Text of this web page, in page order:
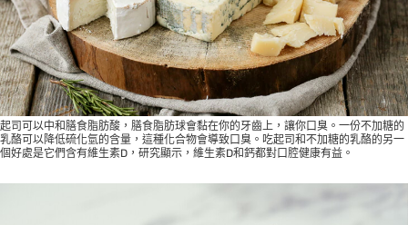
起司可以中和膳食脂肪酸，膳食脂肪球會黏在你的牙齒上，讓你口臭。一份不加糖的
乳酪可以降低硫化氫的含量，這種化合物會導致口臭。吃起司和不加糖的乳酪的另一
個好處是它們含有維生素D，研究顯示，維生素D和鈣都對口腔健康有益。